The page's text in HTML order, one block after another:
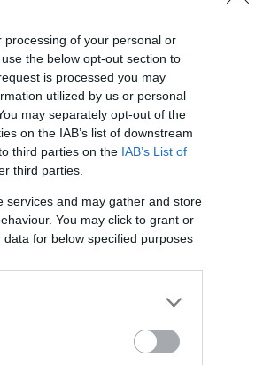
of your personal or
the below opt-out section to
is processed you may
utilized by us or personal
may separately opt-out of the
on the IAB’s list of downstream
third parties on the IAB’s List of
third parties.
services and may gather and store
You may click to grant or
for below specified purposes
EZT HALLGASD!
MEGUGROTTÁK
PROTEST THE
EGY DÜHÖS
UNIVERZÁLIS
ÚJ BOB DYLAN-
ZENE LÉLEKNEK
AUTENTIKUS
SZOMORKODÁS -
KATATONIA ÚJ
CROCODILE